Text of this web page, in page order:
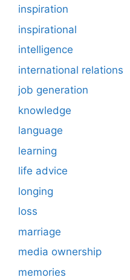
inspiration
inspirational
intelligence
international relations
job generation
knowledge
language
learning
life advice
longing
loss
marriage
media ownership
memories